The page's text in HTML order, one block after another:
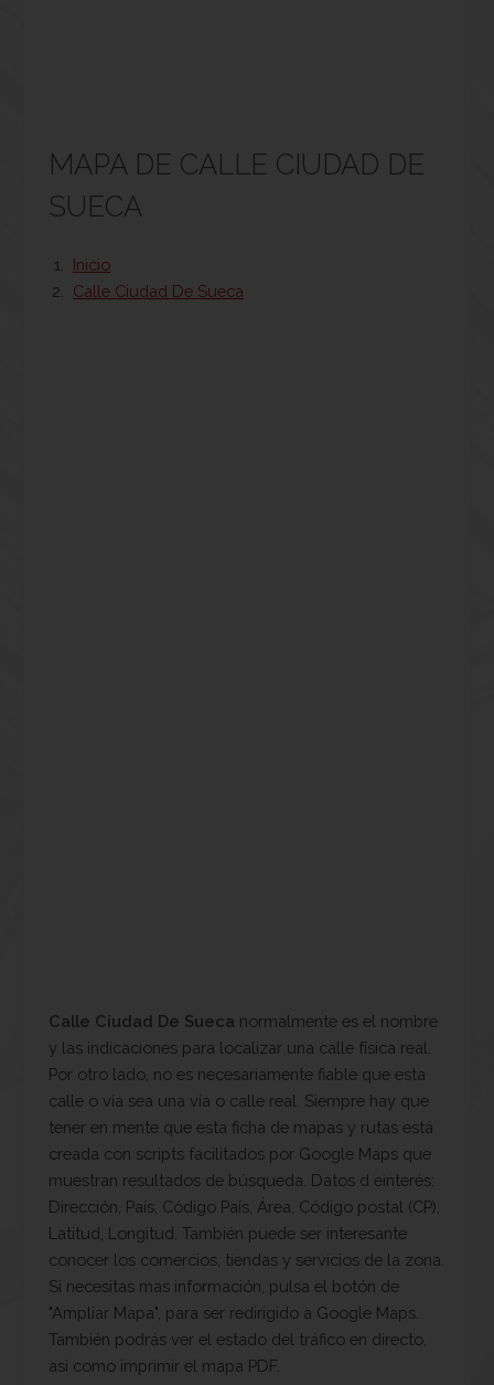
MAPA DE CALLE CIUDAD DE
SUECA
Inicio
Calle Ciudad De Sueca
Calle Ciudad De Sueca normalmente es el nombre
y las indicaciones para localizar una calle física real.
Por otro lado, no es necesariamente fiable que esta
calle o vía sea una vía o calle real. Siempre hay que
tener en mente que esta ficha de mapas y rutas está
creada con scripts facilitados por Google Maps que
muestran resultados de búsqueda. Datos d einterés:
Dirección, País, Código País, Área, Código postal (CP),
Latitud, Longitud. También puede ser interesante
conocer los comercios, tiendas y servicios de la zona.
Si necesitas mas información, pulsa el botón de
"Ampliar Mapa", para ser redirigido a Google Maps.
También podrás ver el estado del tráfico en directo,
así como imprimir el mapa PDF.